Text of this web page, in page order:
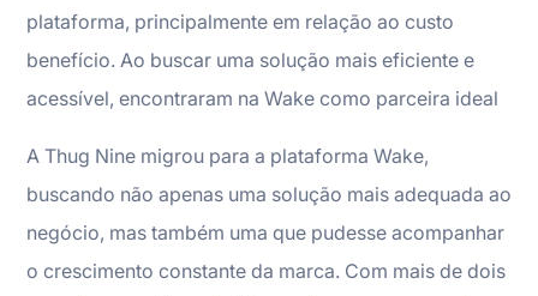
plataforma, principalmente em relação ao custo
benefício. Ao buscar uma solução mais eficiente e
acessível, encontraram na Wake como parceira ideal
A Thug Nine migrou para a plataforma Wake,
buscando não apenas uma solução mais adequada ao
negócio, mas também uma que pudesse acompanhar
o crescimento constante da marca. Com mais de dois